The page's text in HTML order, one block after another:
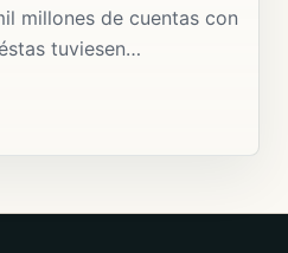
millones de cuentas con
tuviesen…